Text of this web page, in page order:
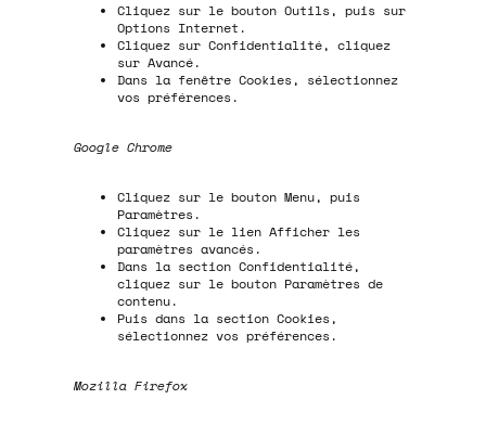
Cliquez sur le bouton Outils, puis sur
Options Internet.
Cliquez sur Confidentialité, cliquez
sur Avancé.
Dans la fenêtre Cookies, sélectionnez
vos préférences.
Google Chrome
Cliquez sur le bouton Menu, puis
Paramètres.
Cliquez sur le lien Afficher les
paramètres avancés.
Dans la section Confidentialité,
cliquez sur le bouton Paramètres de
contenu.
Puis dans la section Cookies,
sélectionnez vos préférences.
Mozilla Firefox